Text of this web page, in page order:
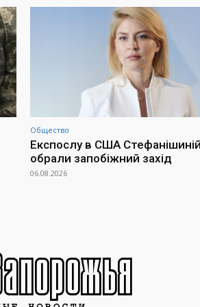
Общество
Експослу в США Стефанішиній
обрали запобіжний захід
06.08.2026